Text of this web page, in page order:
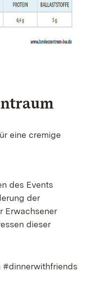
eine cremige
des Events
der
Erwachsener
dieser
#dinnerwithfriends